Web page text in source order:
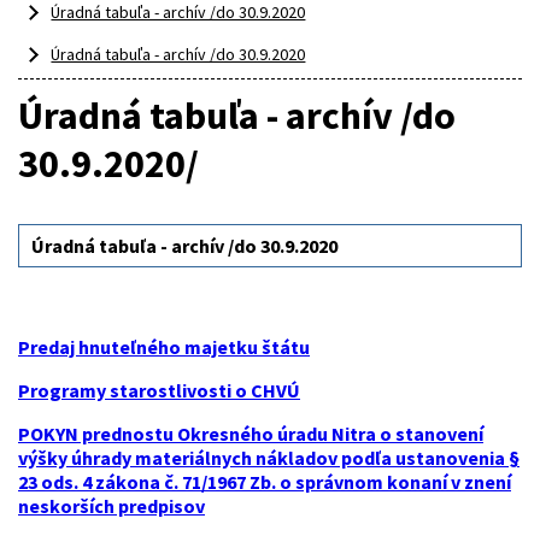
Úradná tabuľa - archív /do 30.9.2020
Úradná tabuľa - archív /do 30.9.2020
Úradná tabuľa - archív /do
30.9.2020/
Úradná tabuľa - archív /do 30.9.2020
Predaj hnuteľného majetku štátu
Programy starostlivosti o CHVÚ
POKYN prednostu Okresného úradu Nitra o stanovení
výšky úhrady materiálnych nákladov podľa ustanovenia §
23 ods. 4 zákona č. 71/1967 Zb. o správnom konaní v znení
neskorších predpisov